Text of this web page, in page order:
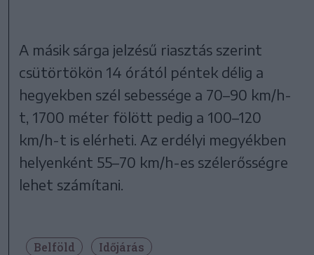
A másik sárga jelzésű riasztás szerint
csütörtökön 14 órától péntek délig a
hegyekben szél sebessége a 70–90 km/h-
t, 1700 méter fölött pedig a 100–120
km/h-t is elérheti. Az erdélyi megyékben
helyenként 55–70 km/h-es szélerősségre
lehet számítani.
Belföld Időjárás